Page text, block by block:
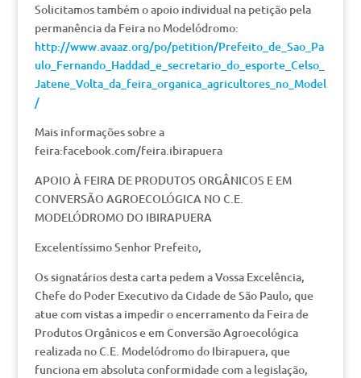
Solicitamos também o apoio individual na petição pela
permanência da Feira no Modelódromo:
http://www.avaaz.org/po/petition/Prefeito_de_Sao_Pa
ulo_Fernando_Haddad_e_secretario_do_esporte_Celso_
Jatene_Volta_da_feira_organica_agricultores_no_Model
/
Mais informações sobre a
feira:facebook.com/feira.ibirapuera
APOIO À FEIRA DE PRODUTOS ORGÂNICOS E EM
CONVERSÃO AGROECOLÓGICA NO C.E.
MODELÓDROMO DO IBIRAPUERA
Excelentíssimo Senhor Prefeito,
Os signatários desta carta pedem a Vossa Excelência,
Chefe do Poder Executivo da Cidade de São Paulo, que
atue com vistas a impedir o encerramento da Feira de
Produtos Orgânicos e em Conversão Agroecológica
realizada no C.E. Modelódromo do Ibirapuera, que
funciona em absoluta conformidade com a legislação,